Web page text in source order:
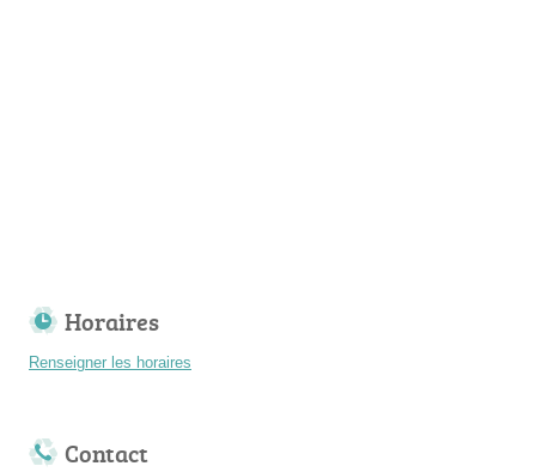
Horaires
Renseigner les horaires
Contact